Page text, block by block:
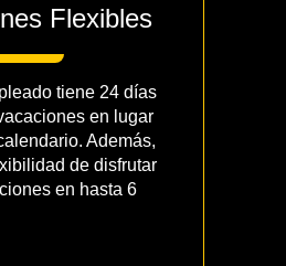
Flexibles
tiene 24 días
en lugar
Además,
de disfrutar
en hasta 6